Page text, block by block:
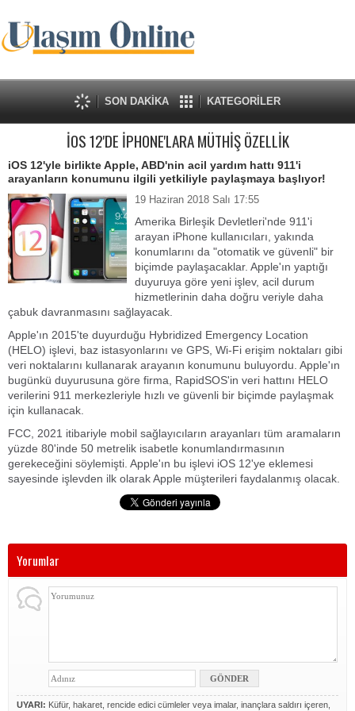
SON DAKİKA KATEGORİLER
İOS 12'DE İPHONE'LARA MÜTHİŞ ÖZELLİK
iOS 12'yle birlikte Apple, ABD'nin acil yardım hattı 911'i
arayanların konumunu ilgili yetkiliyle paylaşmaya başlıyor!
19 Haziran 2018 Salı 17:55
Amerika Birleşik Devletleri'nde 911'i
arayan iPhone kullanıcıları, yakında
konumlarını da "otomatik ve güvenli" bir
biçimde paylaşacaklar. Apple'ın yaptığı
duyuruya göre yeni işlev, acil durum
hizmetlerinin daha doğru veriyle daha
çabuk davranmasını sağlayacak.
Apple'ın 2015'te duyurduğu Hybridized Emergency Location
(HELO) işlevi, baz istasyonlarını ve GPS, Wi-Fi erişim noktaları gibi
veri noktalarını kullanarak arayanın konumunu buluyordu. Apple'ın
bugünkü duyurusuna göre firma, RapidSOS'in veri hattını HELO
verilerini 911 merkezleriyle hızlı ve güvenli bir biçimde paylaşmak
için kullanacak.
FCC, 2021 itibariyle mobil sağlayıcıların arayanları tüm aramaların
yüzde 80'inde 50 metrelik isabetle konumlandırmasının
gerekeceğini söylemişti. Apple'ın bu işlevi iOS 12'ye eklemesi
sayesinde işlevden ilk olarak Apple müşterileri faydalanmış olacak.
Yorumlar
UYARI: Küfür, hakaret, rencide edici cümleler veya imalar, inançlara saldırı içeren,